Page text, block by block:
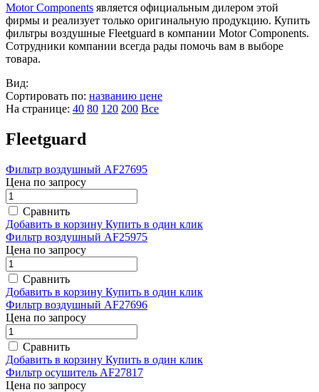
Motor Components является официальным дилером этой
фирмы и реализует только оригинальную продукцию. Купить
фильтры воздушные Fleetguard в компании Motor Components.
Сотрудники компании всегда рады помочь вам в выборе
товара.
Вид:
Сортировать по: названию цене
На странице: 40 80 120 200 Все
Fleetguard
Фильтр воздушный AF27695
Цена по запросу
Сравнить
Добавить в корзину Купить в один клик
Фильтр воздушный AF25975
Цена по запросу
Сравнить
Добавить в корзину Купить в один клик
Фильтр воздушный AF27696
Цена по запросу
Сравнить
Добавить в корзину Купить в один клик
Фильтр осушитель AF27817
Цена по запросу